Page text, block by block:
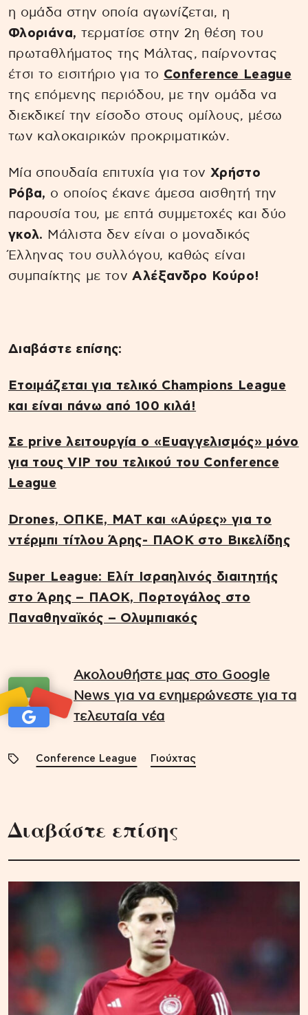
η ομάδα στην οποία αγωνίζεται, η
Φλοριάνα, τερματίσε στην 2η θέση του
πρωταθλήματος της Μάλτας, παίρνοντας
έτσι το εισιτήριο για το Conference League
της επόμενης περιόδου, με την ομάδα να
διεκδικεί την είσοδο στους ομίλους, μέσω
των καλοκαιρικών προκριματικών.
Μία σπουδαία επιτυχία για τον Χρήστο
Ρόβα, ο οποίος έκανε άμεσα αισθητή την
παρουσία του, με επτά συμμετοχές και δύο
γκολ. Μάλιστα δεν είναι ο μοναδικός
Έλληνας του συλλόγου, καθώς είναι
συμπαίκτης με τονΑλέξανδρο Κούρο!
Διαβάστε επίσης:
Ετοιμάζεται για τελικό Champions League
και είναι πάνω από 100 κιλά!
Σε prive λειτουργία ο «Ευαγγελισμός» μόνο
για τους VIP του τελικού του Conference
League
Drones, ΟΠΚΕ, ΜΑΤ και «Αύρες» για το
ντέρμπι τίτλου Άρης- ΠΑΟΚ στο Βικελίδης
Super League: Ελίτ Ισραηλινός διαιτητής
στο Άρης – ΠΑΟΚ, Πορτογάλος στο
Παναθηναϊκός – Ολυμπιακός
Ακολουθήστε μας στο Google
News για να ενημερώνεστε για τα
τελευταία νέα
Conference League Γιούχτας
Διαβάστε επίσης